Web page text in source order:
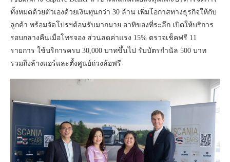
ทั้งหมดด้วยตัวเองด้วยเงินทุนกว่า 30 ล้าน เพิ่มโอกาสทางธุรกิจให้กับ
ลูกค้า พร้อมจัดโปรฯต้อนรับมากมาย อาทิของที่ระลึก เปิดให้บริการ
รอบกลางคืนเมื่อโทรจอง ส่วนลดค่าแรง 15% ตรวจเช็คฟรี 11
รายการ ใช้บริการครบ 30,000 บาทขึ้นไป รับบัตรกำนัล 500 บาท
รวมถึงล้างแอร์และตั้งศูนย์ถ่วงล้อฟรี